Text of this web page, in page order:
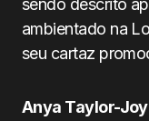
sendo descrito
ambientado na
seu cartaz
Anya Taylor-Joy